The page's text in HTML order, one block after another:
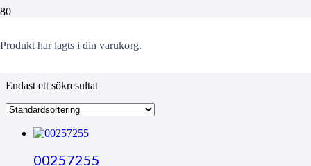
Produkt har lagts i din varukorg.
Almtorget
Endast ett sökresultat
00257255